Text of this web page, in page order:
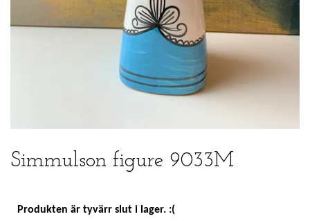
Simmulson figure 9033M
Produkten är tyvärr slut i lager. :(